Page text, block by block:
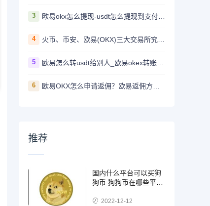
3 欧易okx怎么提现-usdt怎么提现到支付宝教程
4 火币、币安、欧易(OKX)三大交易所究竟选哪家？
5 欧易怎么转usdt给别人_欧易okex转账usdt教程
6
推荐
国内什么平台可以买狗
狗币 狗狗币在哪些平台
2022-12-12